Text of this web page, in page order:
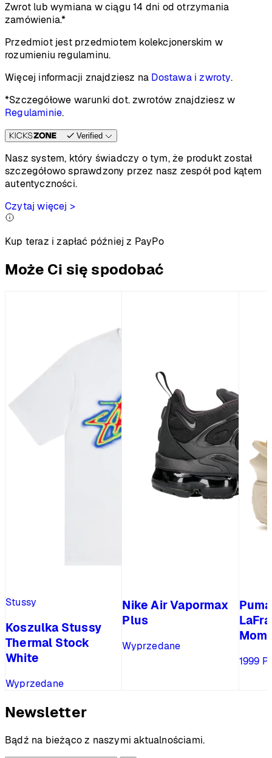
Zwrot lub wymiana w ciągu 14 dni od otrzymania
zamówienia.*
Przedmiot jest przedmiotem kolekcjonerskim w
rozumieniu regulaminu.
Więcej informacji znajdziesz na Dostawa i zwroty.
*Szczegółowe warunki dot. zwrotów znajdziesz w
Regulaminie.
Verified
Nasz system, który świadczy o tym, że produkt został
szczegółowo sprawdzony przez nasz zespół pod kątem
autentyczności.
Czytaj więcej >
Kup teraz i zapłać później z PayPo
Może Ci się spodobać
Stussy
Koszulka Stussy
Thermal Stock
White
Wyprzedane
Nike Air Vapormax
Plus
Wyprzedane
1999
Newsletter
Bądź na bieżąco z naszymi aktualnościami.